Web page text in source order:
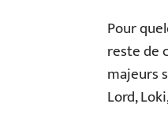
Pour
reste de
majeurs
Lord,